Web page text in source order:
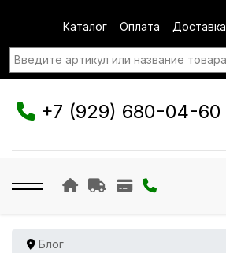
Каталог Оплата Доставка
+7 (929) 680-04-60
Блог